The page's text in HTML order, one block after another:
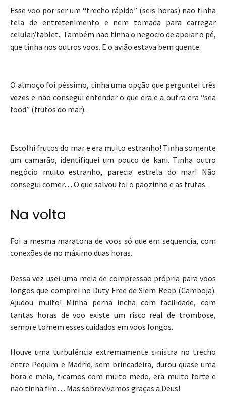
Esse voo por ser um “trecho rápido” (seis horas) não tinha
tela de entretenimento e nem tomada para carregar
celular/tablet. Também não tinha o negocio de apoiar o pé,
que tinha nos outros voos. E o avião estava bem quente.
O almoço foi péssimo, tinha uma opção que perguntei três
vezes e não consegui entender o que era e a outra era “sea
food” (frutos do mar).
Escolhi frutos do mar e era muito estranho! Tinha somente
um camarão, identifiquei um pouco de kani. Tinha outro
negócio muito estranho, parecia estrela do mar! Não
consegui comer… O que salvou foi o pãozinho e as frutas.
Na volta
Foi a mesma maratona de voos só que em sequencia, com
conexões de no máximo duas horas.
Dessa vez usei uma meia de compressão própria para voos
longos que comprei no Duty Free de Siem Reap (Camboja).
Ajudou muito! Minha perna incha com facilidade, com
tantas horas de voo existe um risco real de trombose,
sempre tomem esses cuidados em voos longos.
Houve uma turbulência extremamente sinistra no trecho
entre Pequim e Madrid, sem brincadeira, durou quase uma
hora e meia, ficamos com muito medo, era muito forte e
não tinha fim… Mas sobrevivemos graças a Deus!